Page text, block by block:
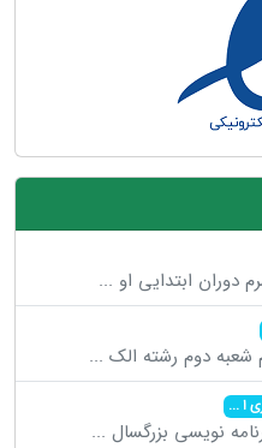
دوران ابتدایی او ...
شعبه دوم رشته الک ...
ا...
نویسی بزرگسال ...